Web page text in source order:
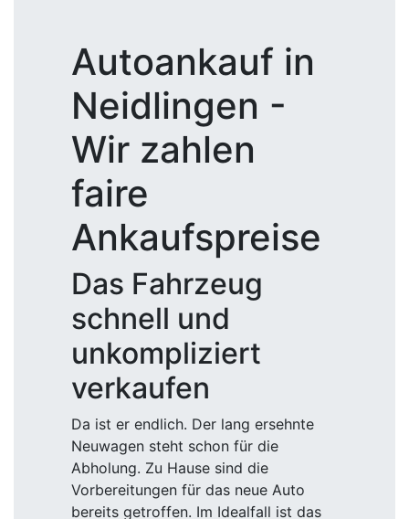
Autoankauf in
Neidlingen -
Wir zahlen
faire
Ankaufspreise
Das Fahrzeug
schnell und
unkompliziert
verkaufen
Da ist er endlich. Der lang ersehnte
Neuwagen steht schon für die
Abholung. Zu Hause sind die
Vorbereitungen für das neue Auto
bereits getroffen. Im Idealfall ist das